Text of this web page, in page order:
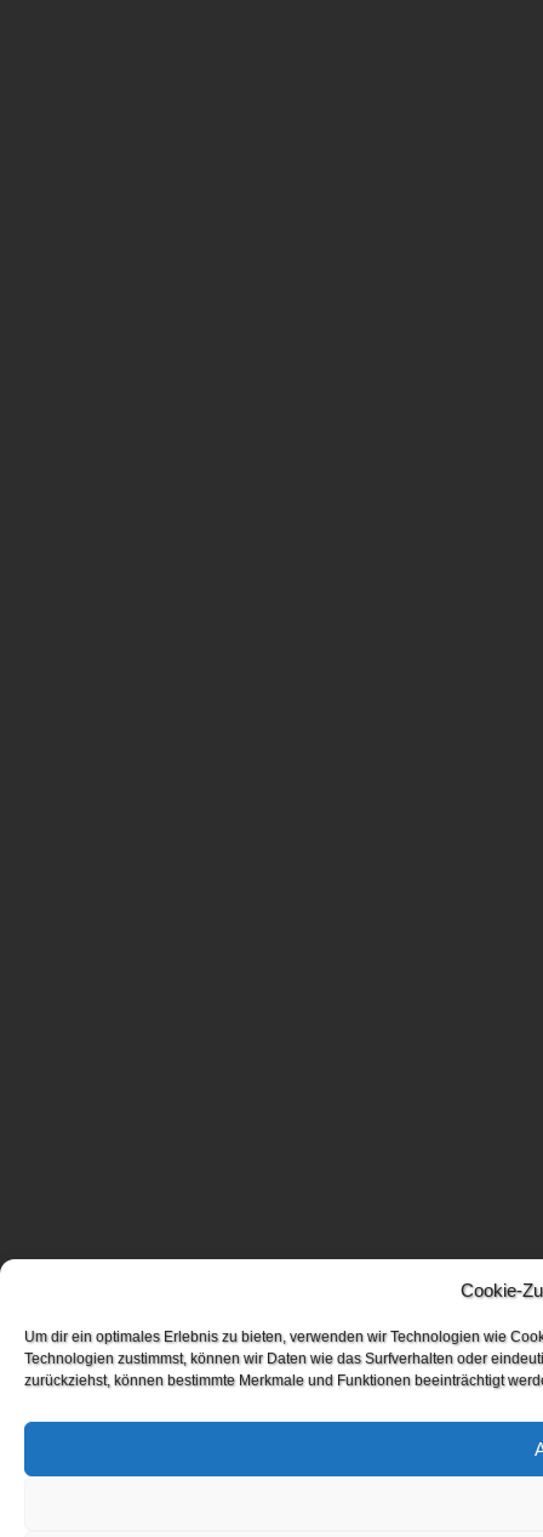
Cookie-
Um dir ein optimales Erlebnis zu bieten, verwenden wir Technologien wie
Technologien zustimmst, können wir Daten wie das Surfverhalten oder
zurückziehst, können bestimmte Merkmale und Funktionen beeinträchtigt